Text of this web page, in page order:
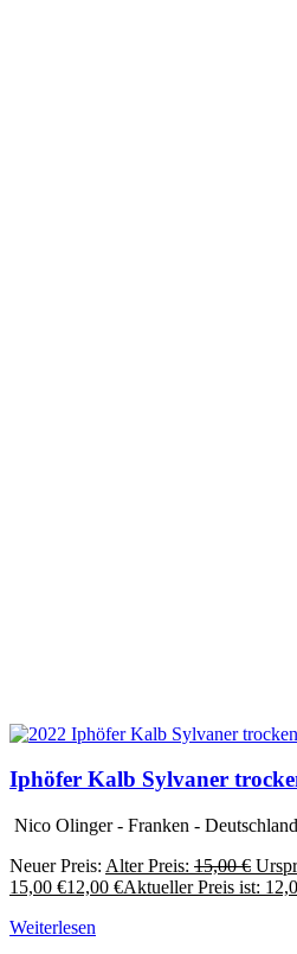
Iphöfer Kalb Sylvaner
Nico Olinger - Franken - Deutschland
Neuer Preis: Alter Preis: 15,00€
15,00 €12,00 €Aktueller Preis ist:
Weiterlesen